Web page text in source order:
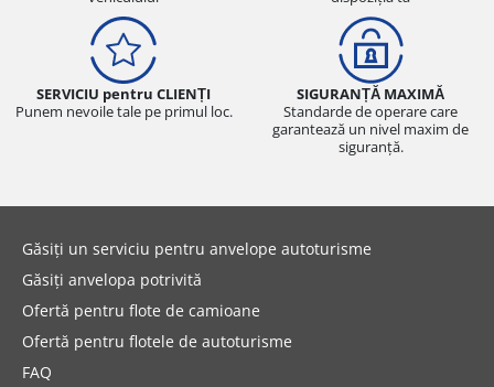
SERVICIU pentru CLIENȚI
Punem nevoile tale pe primul loc.
SIGURANȚĂ MAXIMĂ
Standarde de operare care
garantează un nivel maxim de
siguranță.
Găsiți un serviciu pentru anvelope autoturisme
Găsiți anvelopa potrivită
Ofertă pentru flote de camioane
Ofertă pentru flotele de autoturisme
FAQ